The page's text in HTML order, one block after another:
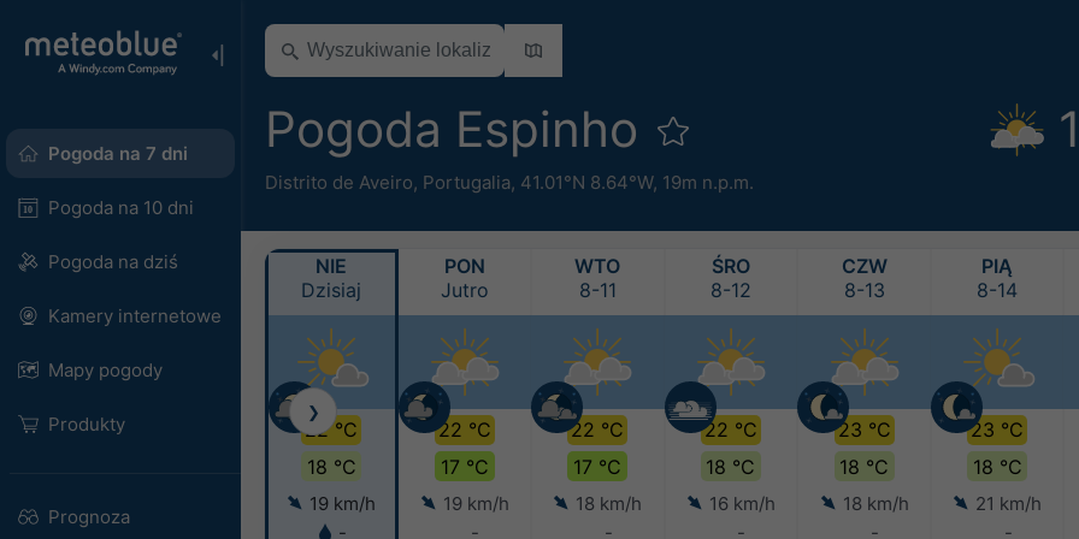
Pogoda na 7 dni
Pogoda na 10 dni
Pogoda na dziś
Kamery internetowe
Mapy pogody
Produkty
Prognoza
Pogoda Espinho
Distrito de Aveiro, Portugalia, 41.01°N 8.64°W, 19m n.p.m.
NIE
Dzisiaj
22 °C
18 °C
19 km/h
-
PON
Jutro
22 °C
17 °C
19 km/h
-
WTO
8-11
22 °C
17 °C
18 km/h
-
ŚRO
8-12
22 °C
18 °C
16 km/h
-
CZW
8-13
23 °C
18 °C
18 km/h
-
PIĄ
8-14
23 °C
18 °C
21 km/h
-
❯